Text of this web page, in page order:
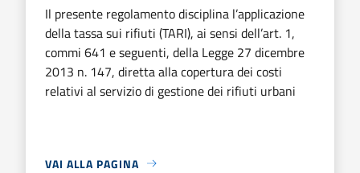
Il presente regolamento disciplina l’applicazione
della tassa sui rifiuti (TARI), ai sensi dell’art. 1,
commi 641 e seguenti, della Legge 27 dicembre
2013 n. 147, diretta alla copertura dei costi
relativi al servizio di gestione dei rifiuti urbani
VAI ALLA PAGINA